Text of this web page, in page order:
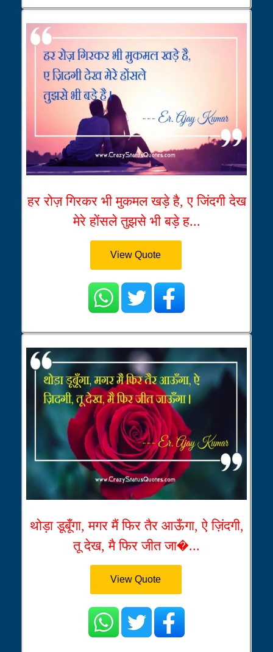
हर रोज़ गिरकर भी मुकमल खड़े है, ए जिंदगी देख
मेरे होंसले तुझसे भी बड़े ह...
View Quote
थोड़ा डूबूँगा, मगर मैं फिर तैर आऊँगा, ऐ ज़िंदगी,
तू देख, मै फिर जीत जा�...
View Quote